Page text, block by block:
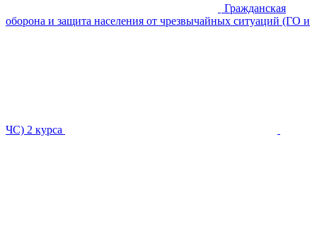
Гражданская
оборона и защита населения от чрезвычайных ситуаций (ГО и
ЧС) 2 курса